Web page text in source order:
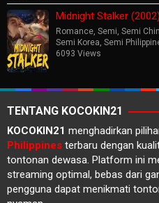
Midnight Stalker (2002)
Romance, Semi, Semi
Semi Korea, Semi
6093 Views
TENTANG KOCOKIN21
KOCOKIN21 menghadirkan
Philippines terbaru dengan
tontonan dewasa. Platform ini
streaming optimal, bebas dari
pengguna dapat menikmati